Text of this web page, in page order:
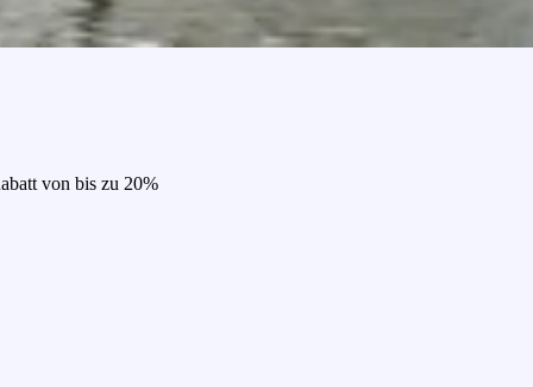
von bis zu 20%